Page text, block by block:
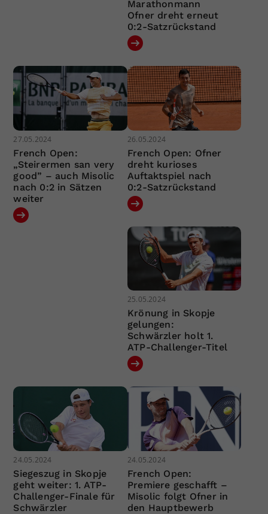
Marathonmann
Ofner dreht erneut
0:2-Satzrückstand
27.05.2024
French Open:
„Steirermen san very
good” – auch Misolic
nach 0:2 in Sätzen
weiter
26.05.2024
French Open: Ofner
dreht kurioses
Auftaktspiel nach
0:2-Satzrückstand
25.05.2024
Krönung in Skopje
gelungen:
Schwärzler holt 1.
ATP-Challenger-Titel
24.05.2024
Siegeszug in Skopje
geht weiter: 1. ATP-
Challenger-Finale für
Schwärzler
24.05.2024
French Open:
Premiere geschafft –
Misolic folgt Ofner in
den Hauptbewerb